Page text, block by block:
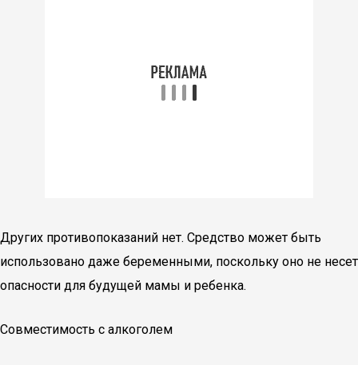
Других противопоказаний нет. Средство может быть
использовано даже беременными, поскольку оно не несет
опасности для будущей мамы и ребенка.
Совместимость с алкоголем